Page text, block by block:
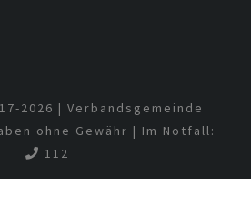
2026 | Verbandsgemeinde
ohne Gewähr | Im Notfall:
112